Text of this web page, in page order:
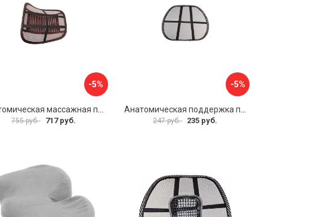
-5%
Анатомическая массажная поддержка под спину SKYWAY Support-03 S10201004
755 руб. 717 руб.
-5%
Анатомическая поддержка под спину SKYWAY Support-01 S10201001
247 руб. 235 руб.